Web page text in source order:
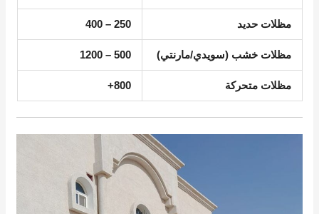
مظلات حديد 250 – 400
مظلات خشب (سويدي/مارنتي) 500 – 1200
مظلات متحركة 800+